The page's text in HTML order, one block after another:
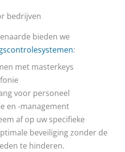
bedrijven
bieden we
:
met masterkeys
voor personeel
en -management
af op uw specifieke
beveiliging zonder de
te hinderen.